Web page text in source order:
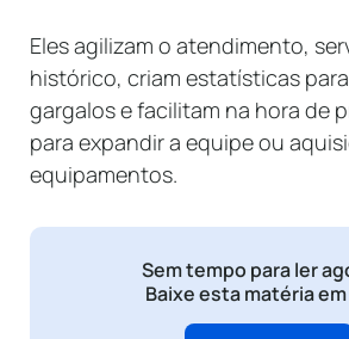
Eles agilizam o atendimento,
histórico, criam estatísticas
gargalos e facilitam na hora de
para expandir a equipe ou
equipamentos.
Sem tempo para ler
Baixe esta matéria em